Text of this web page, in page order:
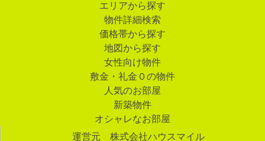
エリアから探す
物件詳細検索
価格帯から探す
地図から探す
女性向け物件
敷金・礼金０の物件
人気のお部屋
新築物件
オシャレなお部屋
運営元 株式会社ハウスマイル